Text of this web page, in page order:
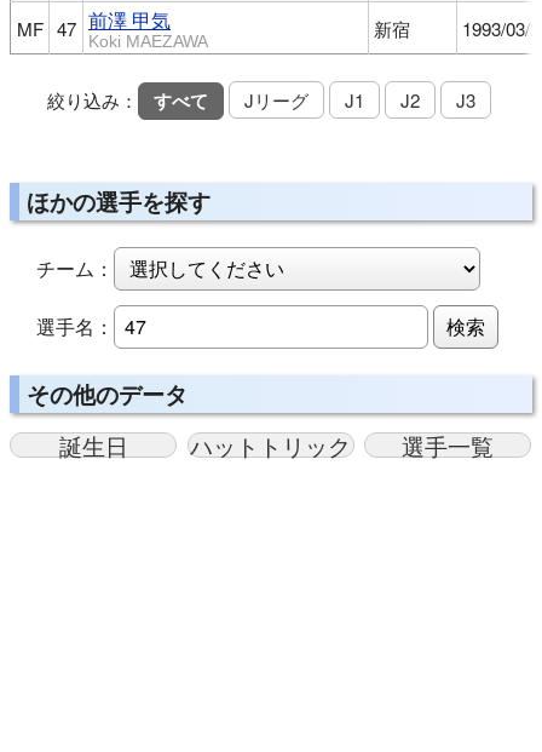
MF 47 前澤 甲気
Koki MAEZAWA 新宿 1993/03/
絞り込み： すべて Jリーグ J1 J2 J3
ほかの選手を探す
チーム：
選手名： 検索
その他のデータ
誕生日 ハットトリック 選手一覧